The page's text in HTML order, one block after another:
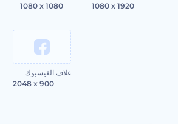
1080 x 1920
1080 x 1080
غلاف الفيسبوك
2048 x 900